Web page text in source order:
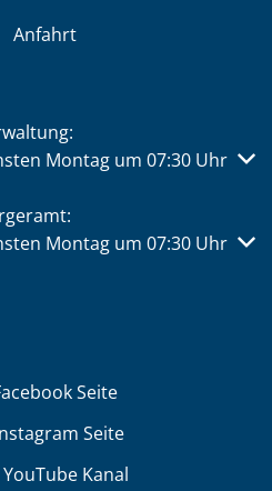
Anfahrt
oder Schließzeiten
Montag um 07:30 Uhr
oder Schließzeiten
Montag um 07:30 Uhr
Seite
Seite
Kanal